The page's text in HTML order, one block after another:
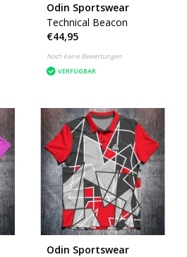
Odin Sportswear
Technical Beacon
€44,95
Noch keine Bewertungen
VERFÜGBAR
Odin Sportswear